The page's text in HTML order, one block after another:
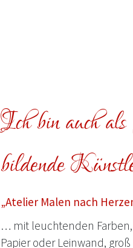
Ich bin auch als
bildende
„Atelier Malen nach
… mit leuchtenden
Papier oder Leinwand,